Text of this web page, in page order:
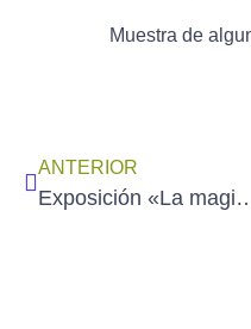
Muestra de
ANTERIOR
Exposición «La magia de la acuarela de Magdalena